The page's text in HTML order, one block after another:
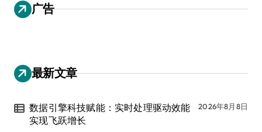
广告
最新文章
数据引擎科技赋能：实时处理驱动效能
实现飞跃增长
2026年8月8日